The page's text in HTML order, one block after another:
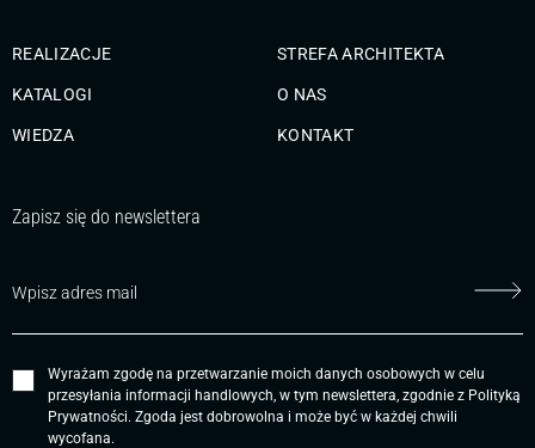
REALIZACJE
KATALOGI
WIEDZA
STREFA ARCHITEKTA
O NAS
KONTAKT
Zapisz się do newslettera
Wyrażam zgodę na przetwarzanie moich danych osobowych w celu
przesyłania informacji handlowych, w tym newslettera, zgodnie z Polityką
Prywatności. Zgoda jest dobrowolna i może być w każdej chwili
wycofana.